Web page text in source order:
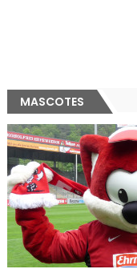
MASCOTES